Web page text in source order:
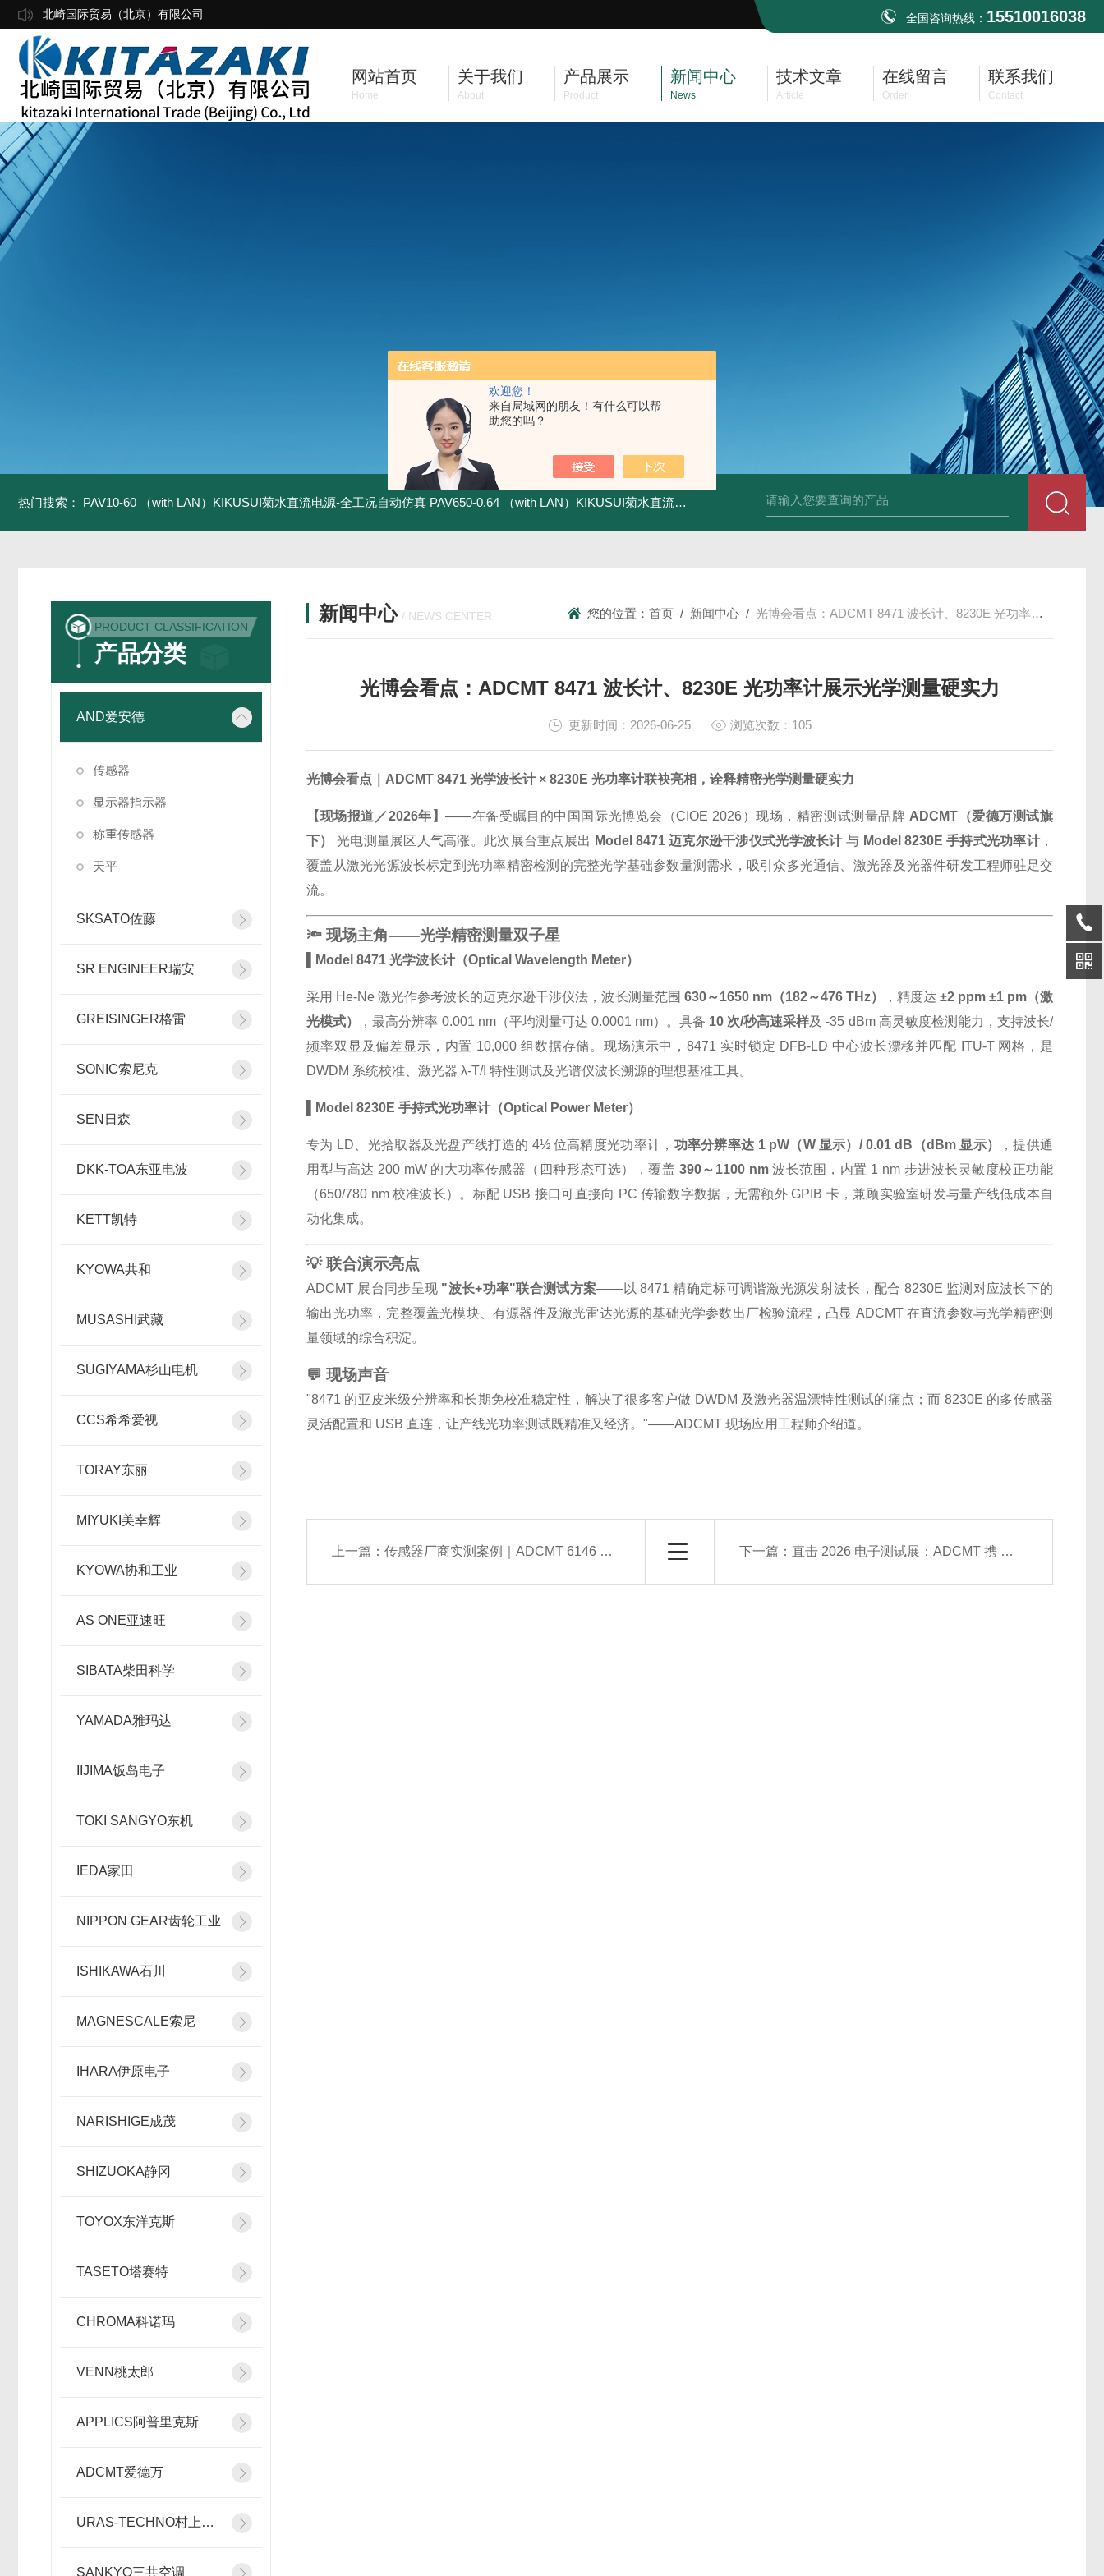
欢迎您！
来自局域网的朋友！有什么可以帮
助您的吗？
北崎国际贸易（北京）有限公司 全国咨询热线： 15510016038
网站首页
Home
关于我们
About
产品展示
Product
新闻中心
News
技术文章
Article
在线留言
Order
联系我们
Contact
热门搜索： PAV10-60 （with LAN）KIKUSUI菊水直流电源-全工况自动仿真 PAV650-0.64 （with LAN）KIKUSUI菊水直流电源-四象限节能测试 PAV320-1.3 （with LAN）KIKUSUI菊水直流电源-故障快
PRODUCT CLASSIFICATION
产品分类
AND爱安德
传感器
显示器指示器
称重传感器
天平
SKSATO佐藤
SR ENGINEER瑞安
GREISINGER格雷
SONIC索尼克
SEN日森
DKK-TOA东亚电波
KETT凯特
KYOWA共和
MUSASHI武藏
SUGIYAMA杉山电机
CCS希希爱视
TORAY东丽
MIYUKI美幸辉
KYOWA协和工业
AS ONE亚速旺
SIBATA柴田科学
YAMADA雅玛达
IIJIMA饭岛电子
TOKI SANGYO东机
IEDA家田
NIPPON GEAR齿轮工业
ISHIKAWA石川
MAGNESCALE索尼
IHARA伊原电子
NARISHIGE成茂
SHIZUOKA静冈
TOYOX东洋克斯
TASETO塔赛特
CHROMA科诺玛
VENN桃太郎
APPLICS阿普里克斯
ADCMT爱德万
URAS-TECHNO村上精机
SANKYO三共空调
新闻中心 / NEWS CENTER 您的位置：首页 / 新闻中心 /光博会看点：ADCMT 8471 波长计、8230E 光功率计展示光学测量硬实力
光博会看点：ADCMT 8471 波长计、8230E 光功率计展示光学测量硬实力
更新时间：2026-06-25 浏览次数：105
光博会看点｜ADCMT 8471 光学波长计 × 8230E 光功率计联袂亮相，诠释精密光学测量硬实力
【现场报道／2026年】——在备受瞩目的中国国际光博览会（CIOE 2026）现场，精密测试测量品牌 ADCMT（爱德万测试旗
下）
光电测量展区人气高涨。此次展台重点展出 Model 8471 迈克尔逊干涉仪式光学波长计 与 Model 8230E 手持式光功率计 ，
覆盖从激光光源波长标定到光功率精密检测的完整光学基础参数量测需求，吸引众多光通信、激光器及光器件研发工程师驻足交
流。
🔦 现场主角——光学精密测量双子星
▌Model 8471 光学波长计（Optical Wavelength Meter）
采用 He-Ne 激光作参考波长的迈克尔逊干涉仪法，波长测量范围 630～1650 nm（182～476 THz） ，精度达 ±2 ppm ±1 pm（激
光模式）
，最高分辨率 0.001 nm（平均测量可达 0.0001 nm）。具备 10 次/秒高速采样及 -35 dBm 高灵敏度检测能力，支持波长/
频率双显及偏差显示，内置 10,000 组数据存储。现场演示中，8471 实时锁定 DFB-LD 中心波长漂移并匹配 ITU-T 网格，是
DWDM 系统校准、激光器 λ-T/I 特性测试及光谱仪波长溯源的理想基准工具。
▌Model 8230E 手持式光功率计（Optical Power Meter）
专为 LD、光拾取器及光盘产线打造的 4½ 位高精度光功率计， 功率分辨率达 1 pW（W 显示）/ 0.01 dB（dBm 显示）
，提供通
用型与高达 200 mW 的大功率传感器（四种形态可选），覆盖 390～1100 nm波长范围，内置 1 nm 步进波长灵敏度校正功能
（650/780 nm 校准波长）。标配 USB 接口可直接向 PC 传输数字数据，无需额外 GPIB 卡，兼顾实验室研发与量产线低成本自
动化集成。
💡 联合演示亮点
ADCMT 展台同步呈现 "波长+功率"联合测试方案——以 8471 精确定标可调谐激光源发射波长，配合 8230E 监测对应波长下的
输出光功率，完整覆盖光模块、有源器件及激光雷达光源的基础光学参数出厂检验流程，凸显 ADCMT 在直流参数与光学精密测
量领域的综合积淀。
💬 现场声音
"8471 的亚皮米级分辨率和长期免校准稳定性，解决了很多客户做 DWDM 及激光器温漂特性测试的痛点；而 8230E 的多传感器
灵活配置和 USB 直连，让产线光功率测试既精准又经济。"——ADCMT 现场应用工程师介绍道。
上一篇：传感器厂商实测案例｜ADCMT 6146 直流源解决微弱传感器供电漂移难题 下一篇： 直击 2026 电子测试展：ADCMT 携 6156/5450 全系列精密仪器亮相展台